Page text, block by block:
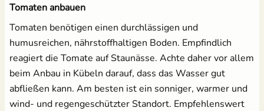
Tomaten anbauen
Tomaten benötigen einen durchlässigen und
humusreichen, nährstoffhaltigen Boden. Empfindlich
reagiert die Tomate auf Staunässe. Achte daher vor allem
beim Anbau in Kübeln darauf, dass das Wasser gut
abfließen kann. Am besten ist ein sonniger, warmer und
wind- und regengeschützter Standort. Empfehlenswert